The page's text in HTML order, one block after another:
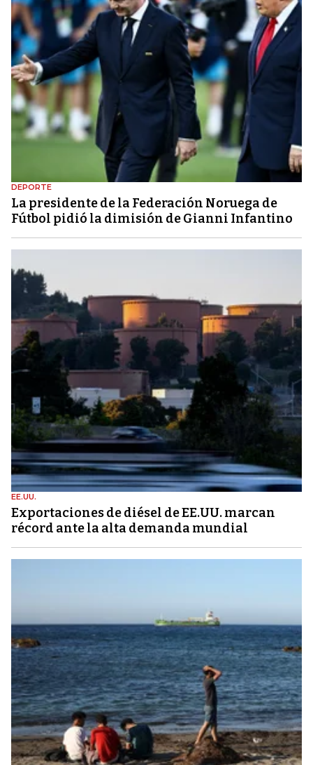
DEPORTE
La presidente de la Federación Noruega de
Fútbol pidió la dimisión de Gianni Infantino
EE.UU.
Exportaciones de diésel de EE.UU. marcan
récord ante la alta demanda mundial